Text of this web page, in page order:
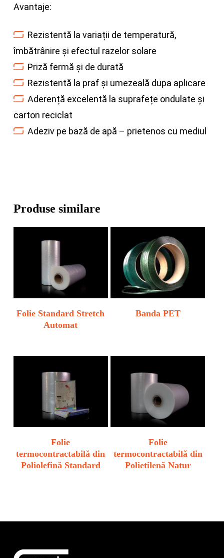
Avantaje:
Rezistentă la variații de temperatură,
îmbătrânire și efectul razelor solare
Priză fermă și de durată
Rezistentă la praf și umezeală dupa aplicare
Aderență excelentă la suprafețe ondulate și
carton reciclat
Adeziv pe bază de apă – prietenos cu mediul
Produse similare
Folie Standard Stretch
Automat
Banda PET
Folie
termocontractabilă din
Poliolefină Standard
Folie
termocontractabilă din
Polietilenă Natur